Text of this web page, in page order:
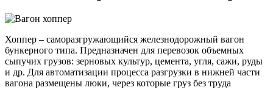
Хоппер – саморазгружающийся железнодорожный вагон
бункерного типа. Предназначен для перевозок объемных
сыпучих грузов: зерновых культур, цемента, угля, сажи, руды
и др. Для автоматизации процесса разгрузки в нижней части
вагона размещены люки, через которые груз без труда